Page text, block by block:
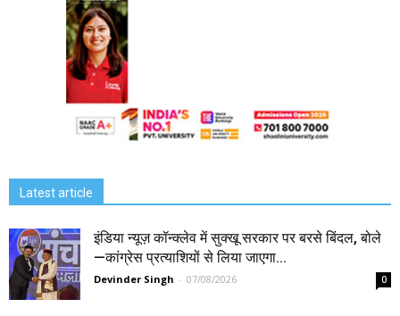
Latest article
इंडिया न्यूज़ कॉन्क्लेव में सुक्खू सरकार पर बरसे बिंदल, बोले
—कांग्रेस प्रत्याशियों से लिया जाएगा...
Devinder Singh - 07/08/2026 0